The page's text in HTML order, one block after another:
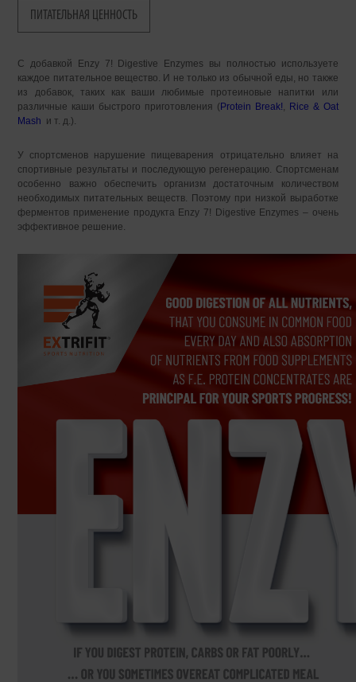
ПИТАТЕЛЬНАЯ ЦЕННОСТЬ
С добавкой Enzy 7! Digestive Enzymes вы полностью используете
каждое питательное вещество. И не только из обычной еды, но также
из добавок, таких как ваши любимые протеиновые напитки или
различные каши быстрого приготовления (Protein Break!, Rice & Oat
Mash и т. д.).
У спортсменов нарушение пищеварения отрицательно влияет на
спортивные результаты и последующую регенерацию. Спортсменам
особенно важно обеспечить организм достаточным количеством
необходимых питательных веществ. Поэтому при низкой выработке
ферментов применение продукта Enzy 7! Digestive Enzymes – очень
эффективное решение.